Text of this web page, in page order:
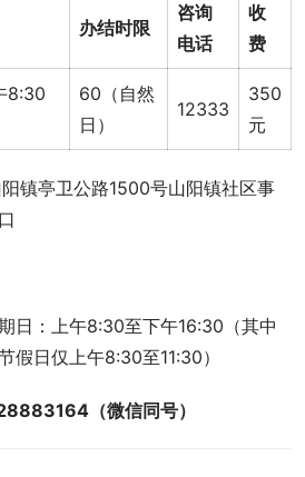
办结时限
咨询
电话
收
费
8:30
60（自然
日）
12333
350
元
镇亭卫公路1500号山阳镇社区事
日：上午8:30至下午16:30（其中
假日仅上午8:30至11:30）
（微信同号）